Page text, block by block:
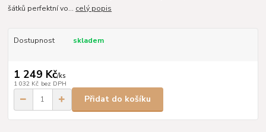
šátků perfektní vo... celý popis
Dostupnost skladem
1 249 Kč/ks
1 032 Kč bez DPH
Přidat do košíku